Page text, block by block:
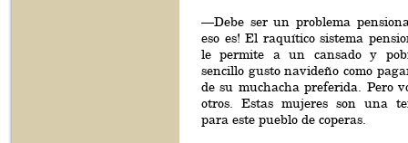
—Debe ser un problema
eso es! El raquítico sistema
le permite a un cansado y
sencillo gusto navideño como
de su muchacha preferida. Pero
otros. Estas mujeres son una
para este pueblo de coperas.